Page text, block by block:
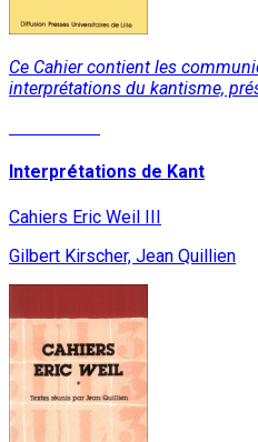
Ce Cahier contient les
interprétations du kantisme,
Interprétations de Kant
Cahiers Eric Weil III
Gilbert Kirscher, Jean Quillien